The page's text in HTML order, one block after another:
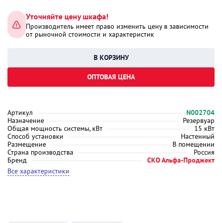
Артикул
N002704
Назначение
Резервуар
Общая мощность системы, кВт
15 кВт
Способ установки
Настенный
Размещение
В помещении
Страна производства
Россия
Бренд
СКО Альфа-Проджект
Все характеристики
Уточняйте цену шкафа!
Производитель имеет право изменить цену в зависимости
от рыночной стоимости и характеристик
ОПТОВАЯ ЦЕНА